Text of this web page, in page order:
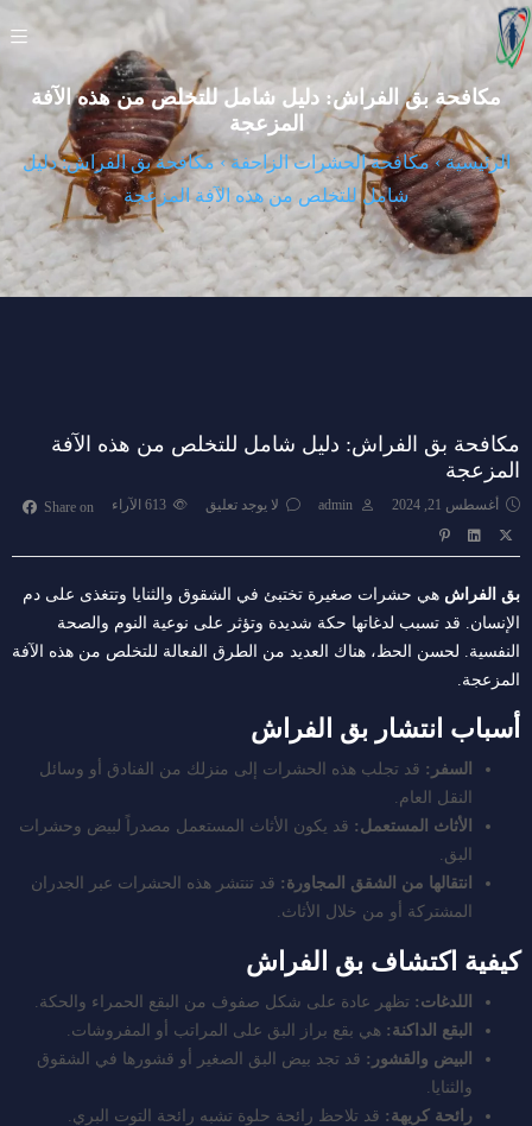
مكافحة بق الفراش: دليل شامل للتخلص من هذه الآفة
المزعجة
الرئيسية›مكافحة الحشرات الزاحفة›مكافحة بق الفراش: دليل
شامل للتخلص من هذه الآفة المزعجة
مكافحة بق الفراش: دليل شامل للتخلص من هذه الآفة
المزعجة
أغسطس 21, 2024 admin لا يوجد تعليق الآراء Share on
بق الفراش هي حشرات صغيرة تختبئ في الشقوق والثنايا وتتغذى على دم
الإنسان. قد تسبب لدغاتها حكة شديدة وتؤثر على نوعية النوم والصحة
النفسية. لحسن الحظ، هناك العديد من الطرق الفعالة للتخلص من هذه الآفة
المزعجة.
أسباب انتشار بق الفراش
السفر: قد تجلب هذه الحشرات إلى منزلك من الفنادق أو وسائل
النقل العام.
الأثاث المستعمل: قد يكون الأثاث المستعمل مصدراً لبيض وحشرات
البق.
انتقالها من الشقق المجاورة: قد تنتشر هذه الحشرات عبر الجدران
المشتركة أو من خلال الأثاث.
كيفية اكتشاف بق الفراش
اللدغات: تظهر عادة على شكل صفوف من البقع الحمراء والحكة.
البقع الداكنة: هي بقع براز البق على المراتب أو المفروشات.
البيض والقشور: قد تجد بيض البق الصغير أو قشورها في الشقوق
والثنايا.
رائحة كريهة: قد تلاحظ رائحة حلوة تشبه رائحة التوت البري.